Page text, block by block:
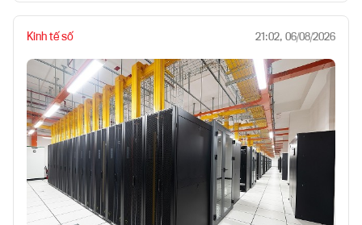
Kinh tế số 21:02, 06/08/2026